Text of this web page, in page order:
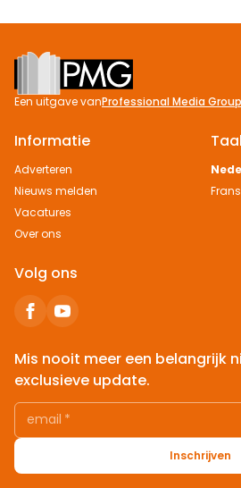
Footer
Een uitgave vanProfessional Media Group
Informatie
Adverteren
Nieuws melden
Vacatures
Over ons
Taal
Frans
Volg ons
Mis nooit meer een belangrijk
exclusieve update.
email *
Inschrijven